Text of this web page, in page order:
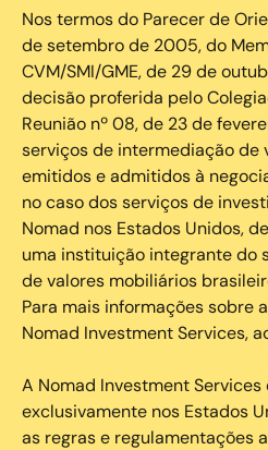
Nos termos do Parecer de
de setembro de 2005, do
CVM/SMI/GME, de 29 de
decisão proferida pelo
Reunião nº 08, de 23 de
serviços de intermediação de
emitidos e admitidos à
no caso dos serviços de
Nomad nos Estados Unidos,
uma instituição integrante do
de valores mobiliários
Para mais informações sobre
Nomad Investment Services,
A Nomad Investment
exclusivamente nos Estados
as regras e regulamentações